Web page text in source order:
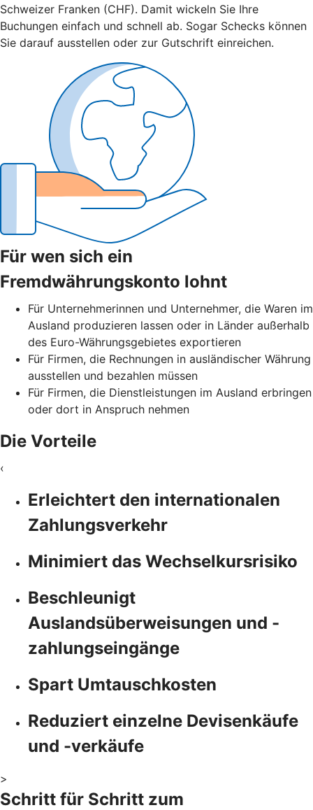
Schweizer Franken (CHF). Damit wickeln Sie Ihre
Buchungen einfach und schnell ab. Sogar Schecks können
Sie darauf ausstellen oder zur Gutschrift einreichen.
Für wen sich ein
Fremdwährungskonto lohnt
Für Unternehmerinnen und Unternehmer, die Waren im
Ausland produzieren lassen oder in Länder außerhalb
des Euro-Währungsgebietes exportieren
Für Firmen, die Rechnungen in ausländischer Währung
ausstellen und bezahlen müssen
Für Firmen, die Dienstleistungen im Ausland erbringen
oder dort in Anspruch nehmen
Die Vorteile
‹
Erleichtert den internationalen
Zahlungsverkehr
Minimiert das Wechselkursrisiko
Beschleunigt
Auslandsüberweisungen und -
zahlungseingänge
Spart Umtauschkosten
Reduziert einzelne Devisenkäufe
und -verkäufe
>
Schritt für Schritt zum